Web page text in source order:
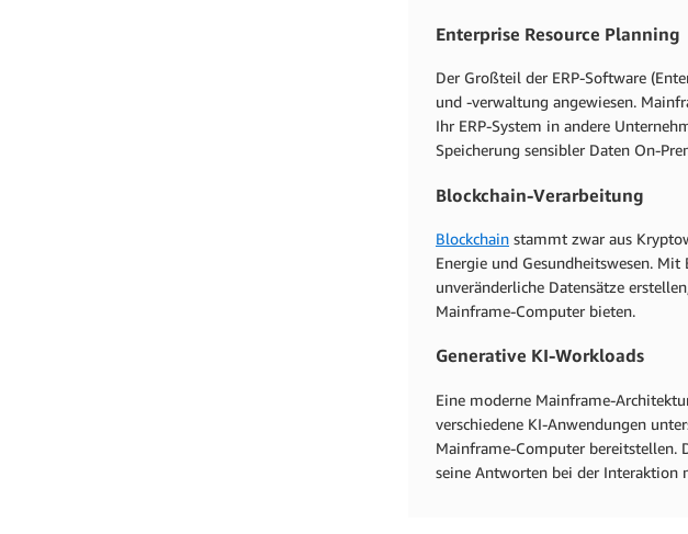
Enterprise Resource Planning
Der Großteil der ERP-Software
und -verwaltung angewiesen.
Ihr ERP-System in andere
Speicherung sensibler Daten On-
Blockchain-Verarbeitung
Blockchain stammt zwar aus
Energie und Gesundheitswesen.
unveränderliche Datensätze
Mainframe-Computer bieten.
Generative KI-Workloads
Eine moderne Mainframe-
verschiedene KI-Anwendungen
Mainframe-Computer bereitstellen.
seine Antworten bei der Interaktion